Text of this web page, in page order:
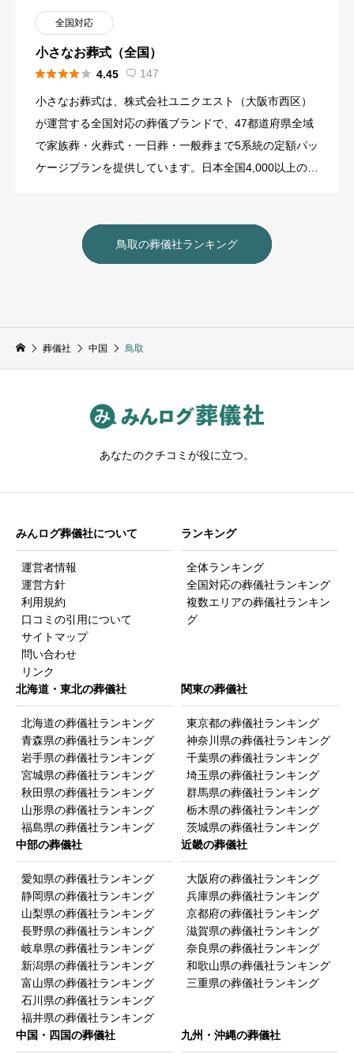
全国対応
小さなお葬式（全国）
 4.45  147
小さなお葬式は、株式会社ユニクエスト（大阪市西区）
が運営する全国対応の葬儀ブランドで、47都道府県全域
で家族葬・火葬式・一日葬・一般葬まで5系統の定額パッ
ケージプランを提供しています。日本全国4,000以上の提
鳥取の葬儀社ランキング
葬儀社 中国 鳥取
あなたのクチコミが役に立つ。
みんログ葬儀社について
運営者情報
運営方針
利用規約
口コミの引用について
サイトマップ
問い合わせ
リンク
ランキング
全体ランキング
全国対応の葬儀社ランキング
複数エリアの葬儀社ランキン
グ
北海道・東北の葬儀社
北海道の葬儀社ランキング
青森県の葬儀社ランキング
岩手県の葬儀社ランキング
宮城県の葬儀社ランキング
秋田県の葬儀社ランキング
山形県の葬儀社ランキング
福島県の葬儀社ランキング
関東の葬儀社
東京都の葬儀社ランキング
神奈川県の葬儀社ランキング
千葉県の葬儀社ランキング
埼玉県の葬儀社ランキング
群馬県の葬儀社ランキング
栃木県の葬儀社ランキング
茨城県の葬儀社ランキング
中部の葬儀社
愛知県の葬儀社ランキング
静岡県の葬儀社ランキング
山梨県の葬儀社ランキング
長野県の葬儀社ランキング
岐阜県の葬儀社ランキング
新潟県の葬儀社ランキング
富山県の葬儀社ランキング
石川県の葬儀社ランキング
福井県の葬儀社ランキング
近畿の葬儀社
大阪府の葬儀社ランキング
兵庫県の葬儀社ランキング
京都府の葬儀社ランキング
滋賀県の葬儀社ランキング
奈良県の葬儀社ランキング
和歌山県の葬儀社ランキング
三重県の葬儀社ランキング
中国・四国の葬儀社 九州・沖縄の葬儀社